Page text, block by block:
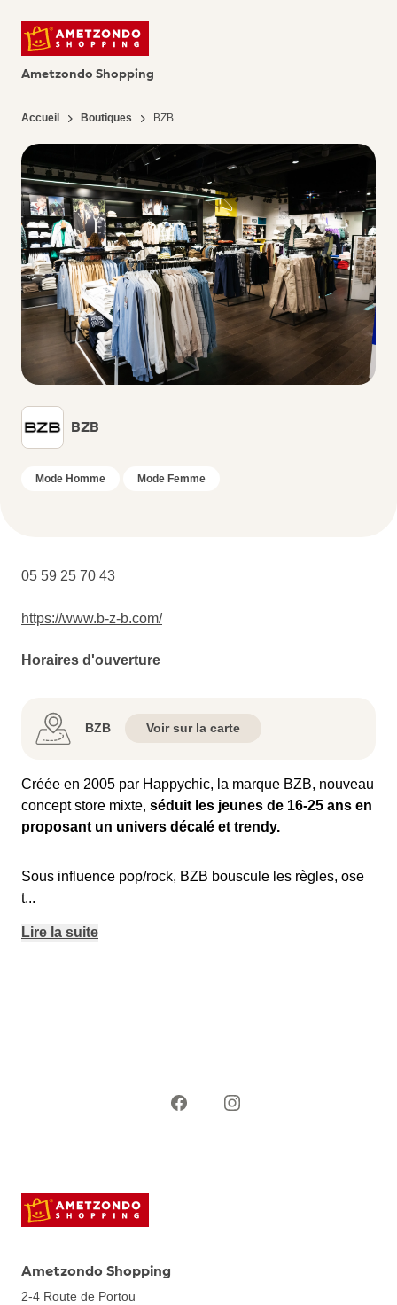
Ametzondo Shopping
Accueil Boutiques BZB
BZB
Mode Homme Mode Femme
05 59 25 70 43
https://www.b-z-b.com/
Horaires d'ouverture
BZB Voir sur la carte
Créée en 2005 par Happychic, la marque BZB, nouveau
concept store mixte, séduit les jeunes de 16-25 ans en
proposant un univers décalé et trendy.
Sous influence pop/rock, BZB bouscule les règles, ose
t...
Lire la suite
Ametzondo Shopping
2-4 Route de Portou